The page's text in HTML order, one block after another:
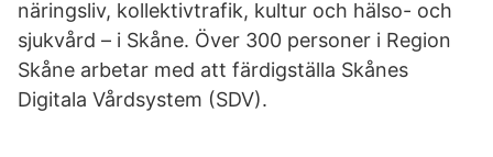
näringsliv, kollektivtrafik, kultur och hälso- och
sjukvård – i Skåne. Över 300 personer i Region
Skåne arbetar med att färdigställa Skånes
Digitala Vårdsystem (SDV).